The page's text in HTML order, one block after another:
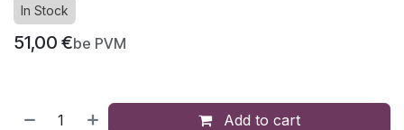
In Stock
51,00 €be PVM
Add to cart